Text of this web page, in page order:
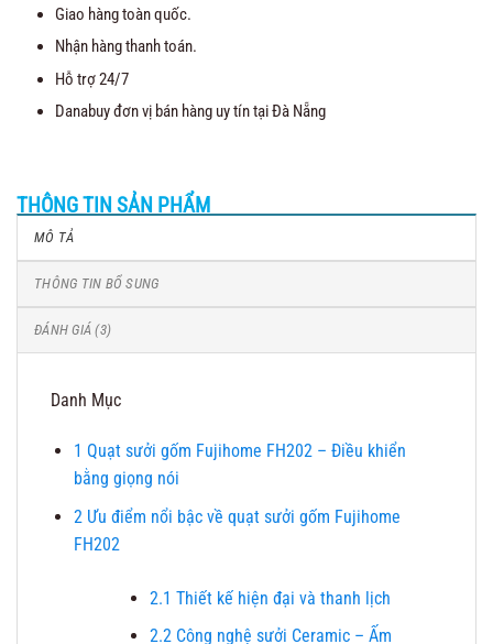
Giao hàng toàn quốc.
Nhận hàng thanh toán.
Hỗ trợ 24/7
Danabuy đơn vị bán hàng uy tín tại Đà Nẵng
THÔNG TIN SẢN PHẨM
MÔ TẢ
THÔNG TIN BỔ SUNG
ĐÁNH GIÁ (3)
Danh Mục
1 Quạt sưởi gốm Fujihome FH202 – Điều khiển
bằng giọng nói
2Ưu điểm nổi bậc về quạt sưởi gốm Fujihome
FH202
2.1 Thiết kế hiện đại và thanh lịch
2.2Công nghệ sưởi Ceramic – Ấm